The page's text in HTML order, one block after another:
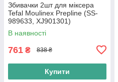
Збивачки 2шт для міксера
Tefal Moulinex Prepline (SS-
989633, XJ901301)
В наявності
761 ₴ 838 ₴
Купити